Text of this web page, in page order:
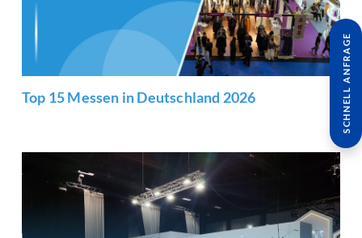
Top 15 Messen in Deutschland 2026 SCHNELL ANFRAGE